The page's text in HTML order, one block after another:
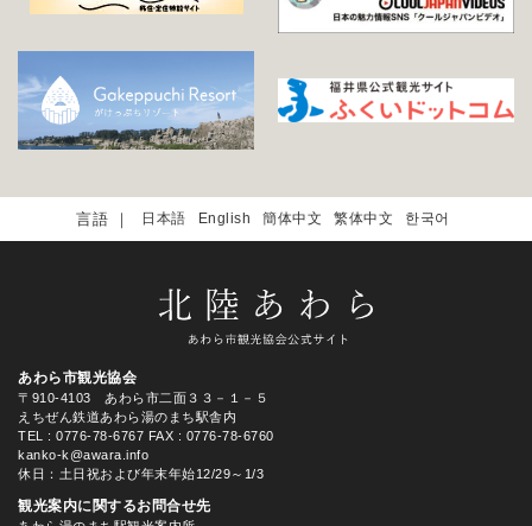
日本語 English 簡体中文 繁体中文 한국어
あわら市観光協会
〒910-4103 あわら市二面３３－１－５
えちぜん鉄道あわら湯のまち駅舎内
TEL
: 0776-78-6767 FAX : 0776-78-6760
kanko-k@awara.info
休日：土日祝および年末年始12/29～1/3
観光案内に関するお問合せ先